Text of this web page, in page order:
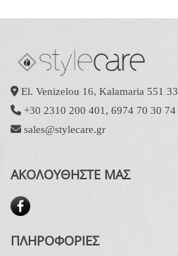
El. Venizelou 16, Kalamaria 551 33
+30 2310 200 401 , 6974 70 30 74
sales@stylecare.gr
ΑΚΟΛΟΥΘΗΣΤΕ ΜΑΣ
ΠΛΗΡΟΦΟΡΙΕΣ